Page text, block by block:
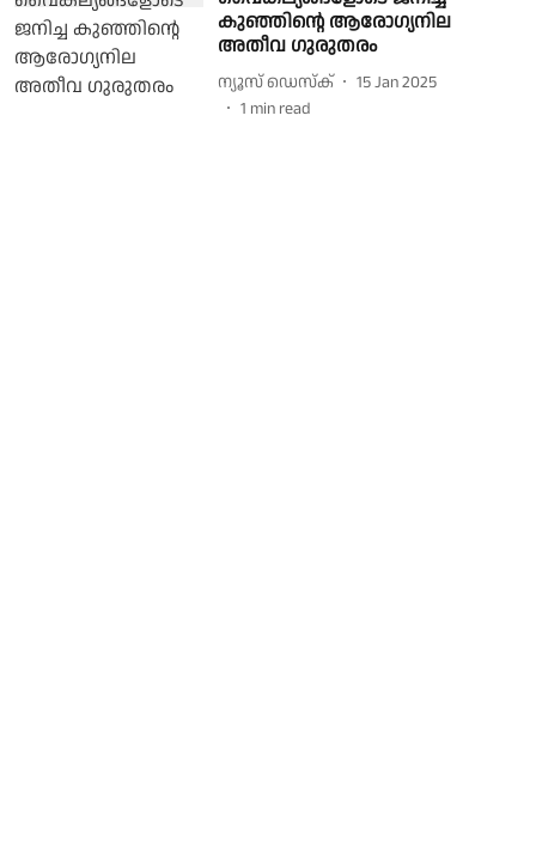
കുഞ്ഞിൻ്റെ ആരോഗ്യനില
അതീവ ഗുരുതരം
ന്യൂസ് ഡെസ്ക്
15 Jan 2025
1 min read